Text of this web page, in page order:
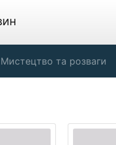
Мистецтво та розваги